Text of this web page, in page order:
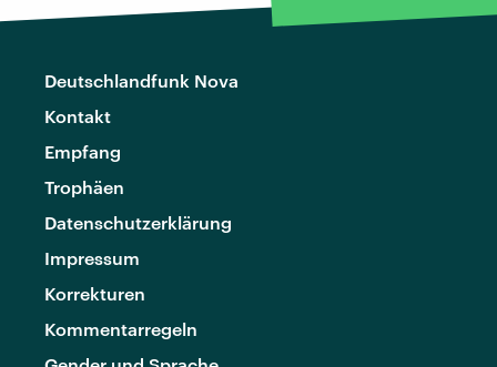
Deutschlandfunk Nova
Kontakt
Empfang
Trophäen
Datenschutzerklärung
Impressum
Korrekturen
Kommentarregeln